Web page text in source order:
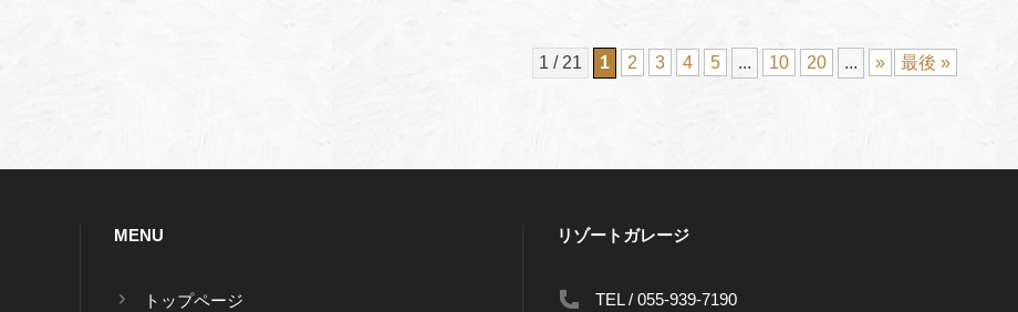
1 / 21 1 2 3 4 5 ... 10 20 ... » 最後 »
MENU
トップページ
リゾートガレージ
TEL / 055-939-7190